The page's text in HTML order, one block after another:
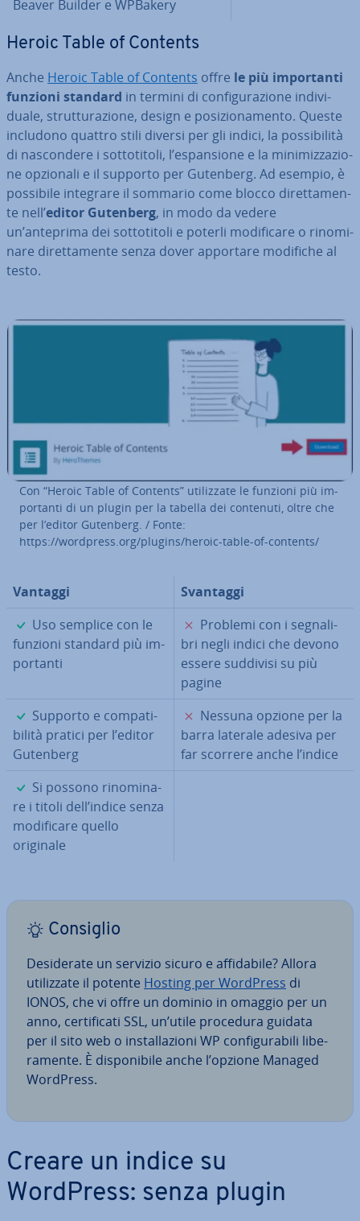
Beaver Builder e WPBakery
Heroic Table of Contents
Anche Heroic Table of Contents offre le più im­por­tan­ti
funzioni standard in termini di con­fi­gu­ra­zio­ne in­di­vi­
dua­le, strut­tu­ra­zio­ne, design e po­si­zio­na­men­to. Queste
includono quattro stili diversi per gli indici, la pos­si­bi­li­tà
di na­scon­de­re i sot­to­ti­to­li, l’espan­sio­ne e la mi­ni­miz­za­zio­
ne opzionali e il supporto per Gutenberg. Ad esempio, è
possibile integrare il sommario come blocco di­ret­ta­men­
te nell’editor Gutenberg, in modo da vedere
un’anteprima dei sot­to­ti­to­li e poterli mo­di­fi­ca­re o ri­no­mi­
na­re di­ret­ta­men­te senza dover apportare modifiche al
testo.
Con “Heroic Table of Contents” uti­liz­za­te le funzioni più im­
por­tan­ti di un plugin per la tabella dei contenuti, oltre che
per l’editor Gutenberg. / Fonte:
https://wordpress.org/plugins/heroic-table-of-contents/
Vantaggi
Svantaggi
✓
Uso semplice con le
funzioni standard più im­
por­tan­ti
✗
Problemi con i se­gna­li­
bri negli indici che devono
essere suddivisi su più
pagine
✓
Supporto e com­pa­ti­
bi­li­tà pratici per l’editor
Gutenberg
✗
Nessuna opzione per la
barra laterale adesiva per
far scorrere anche l’indice
✓
Si possono ri­no­mi­na­
re i titoli dell’indice senza
mo­di­fi­ca­re quello
originale
Consiglio
De­si­de­ra­te un servizio sicuro e af­fi­da­bi­le? Allora
uti­liz­za­te il potente Hosting per WordPress di
IONOS, che vi offre un dominio in omaggio per un
anno, cer­ti­fi­ca­ti SSL, un’utile procedura guidata
per il sito web o in­stal­la­zio­ni WP con­fi­gu­ra­bi­li li­be­
ra­men­te. È di­spo­ni­bi­le anche l’opzione Managed
WordPress.
Creare un indice su
WordPress: senza plugin